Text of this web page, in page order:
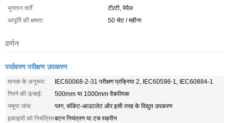
भुगतान शर्तें:
टी/टी, पेपैल
आपूर्ति की क्षमता:
50 सेट / महीना
वर्णन
पर्यावरण परीक्षण उपकरण
मानक के अनुरूप:
IEC60068-2-31 परीक्षण प्रक्रिया 2, IEC60598-1, IEC60884-1
गिरने की ऊंचाई:
500mm या 1000mm वैकल्पिक
नमूना जांच:
प्लग, सॉकेट-आउटलेट और इसी तरह के विद्युत उपकरण
इकाइयों को नियंत्रितबटन नियंत्रण या टच स्क्रीन